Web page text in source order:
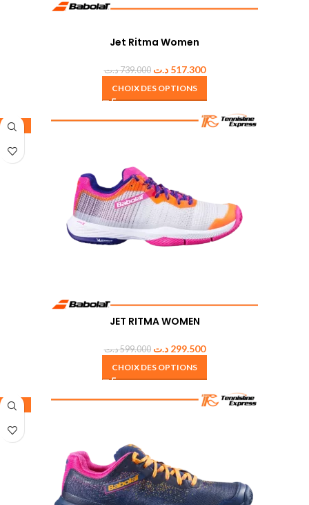
Jet Ritma Women
739.000د.ت 517.300 د.ت
CHOIX DES OPTIONS
-50%
JET RITMA WOMEN
599.000د.ت 299.500 د.ت
CHOIX DES OPTIONS
-50%